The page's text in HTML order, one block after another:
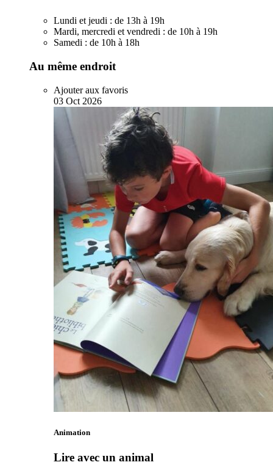
Lundi et jeudi : de 13h à 19h
Mardi, mercredi et vendredi : de 10h à 19h
Samedi : de 10h à 18h
Au même endroit
Ajouter aux favoris
03 Oct 2026
Animation
Lire avec un animal